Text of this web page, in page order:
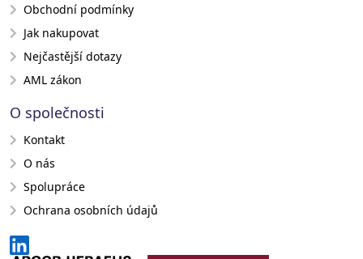
Obchodní podmínky
Jak nakupovat
Nejčastější dotazy
AML zákon
O společnosti
Kontakt
O nás
Spolupráce
Ochrana osobních údajů